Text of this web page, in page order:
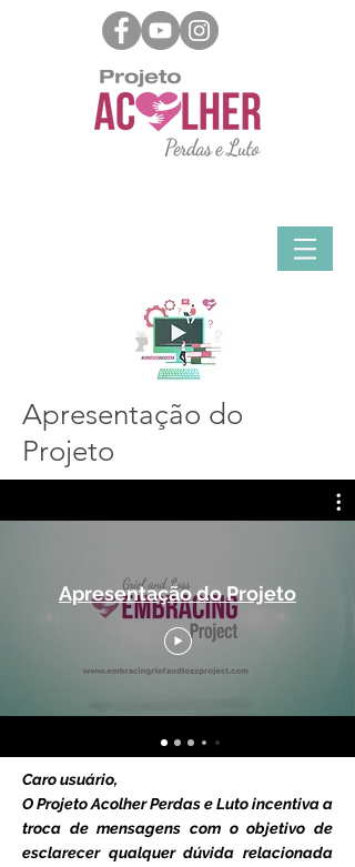
Apresentação do
Projeto
Apresentação do Projeto
Caro usuário,
O Projeto Acolher Perdas e Luto incentiva a
troca de mensagens com o objetivo de
esclarecer qualquer dúvida relacionada